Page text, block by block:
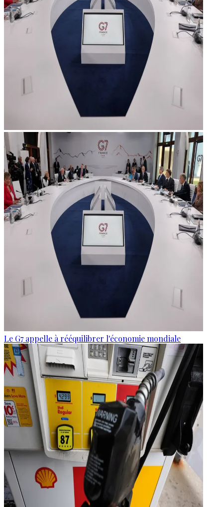
Le G7 appelle à rééquilibrer l'économie mondiale